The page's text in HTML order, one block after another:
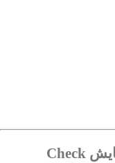
آیا استفاده از دستگاه هنگام نمایش Check